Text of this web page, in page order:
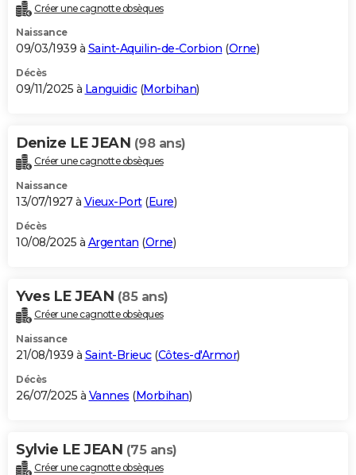
Créer une cagnotte obsèques
Naissance
09/03/1939 à Saint-Aquilin-de-Corbion (Orne)
Décès
09/11/2025 à Languidic(Morbihan)
Denize LE JEAN (98 ans)
Créer une cagnotte obsèques
Naissance
13/07/1927 à Vieux-Port(Eure)
Décès
10/08/2025 à Argentan (Orne)
Yves LE JEAN (85 ans)
Créer une cagnotte obsèques
Naissance
21/08/1939 à Saint-Brieuc(Côtes-d'Armor)
Décès
26/07/2025 à Vannes (Morbihan)
Sylvie LE JEAN (75 ans)
Créer une cagnotte obsèques